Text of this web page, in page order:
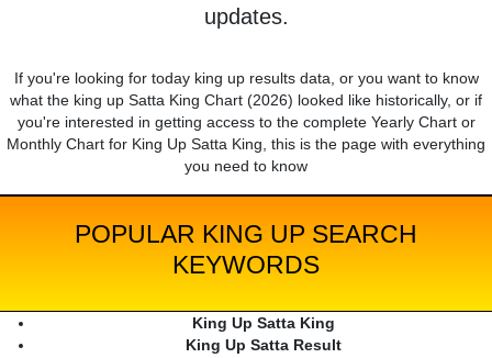
updates.
If you're looking for today king up results data, or you want to know
what the king up Satta King Chart (2026) looked like historically, or if
you're interested in getting access to the complete Yearly Chart or
Monthly Chart for King Up Satta King, this is the page with everything
you need to know
POPULAR KING UP SEARCH
KEYWORDS
King Up Satta King
King Up Satta Result